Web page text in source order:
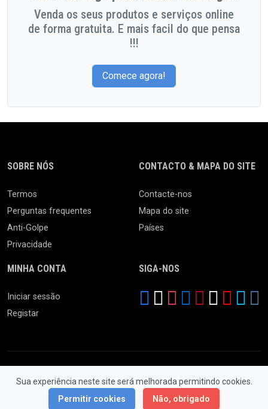
Venda os seus produtos e serviços online
de forma gratuita. E mais facil do que pensa
!!!
Comece agora!
Sua experiência neste site será melhorada permitindo cookies.
Permitir cookies
Não, obrigado
SOBRE NÓS
Termos
Perguntas frequentes
Anti-Golpe
Privacidade
CONTACTO & MAPA DO SITE
Contacte-nos
Mapa do site
Países
MINHA CONTA
Iniciar sessão
Registar
SIGA-NOS
© 2026 Feira da Ladra. Todos os Direitos Reservados.